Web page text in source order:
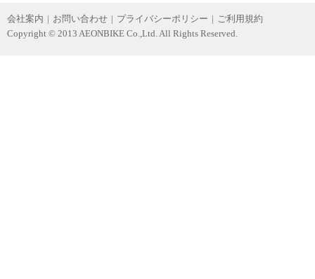
会社案内 | お問い合わせ | プライバシーポリシー | ご利用規約
Copyright © 2013 AEONBIKE Co.,Ltd. All Rights Reserved.